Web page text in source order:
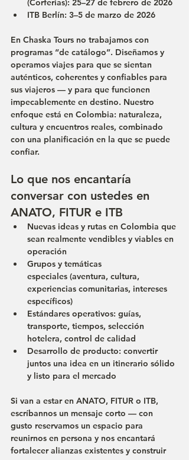
(Corferias): 25–27 de febrero de 2026
ITB Berlín: 3–5 de marzo de 2026
En Chaska Tours no trabajamos con
programas “de catálogo”. Diseñamos y
operamos viajes para que se sientan
auténticos, coherentes y confiables para
sus viajeros — y para que funcionen
impecablemente en destino. Nuestro
enfoque está en Colombia: naturaleza,
cultura y encuentros reales, combinado
con una planificación en la que se puede
confiar.
Lo que nos encantaría
conversar con ustedes en
ANATO, FITUR e ITB
Nuevas ideas y rutas en Colombia que
sean realmente vendibles y viables en
operación
Grupos y temáticas
especiales (aventura, cultura,
experiencias comunitarias, intereses
específicos)
Estándares operativos: guías,
transporte, tiempos, selección
hotelera, control de calidad
Desarrollo de producto: convertir
juntos una idea en un itinerario sólido
y listo para el mercado
Si van a estar en ANATO, FITUR o ITB,
escríbannos un mensaje corto — con
gusto reservamos un espacio para
reunirnos en persona y nos encantará
fortalecer alianzas existentes y construir